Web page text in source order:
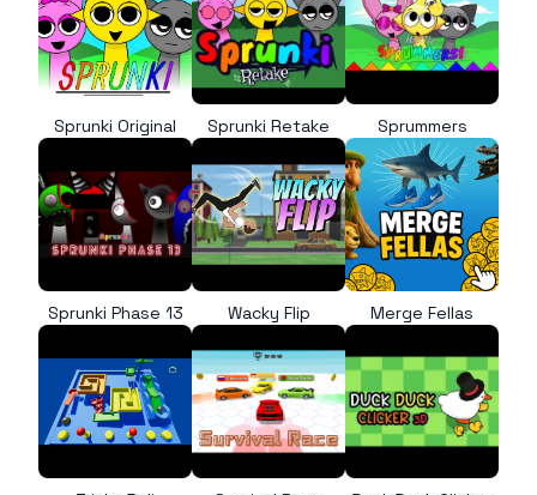
Sprunki Original Sprunki Retake Sprummers
Sprunki Phase 13 Wacky Flip Merge Fellas